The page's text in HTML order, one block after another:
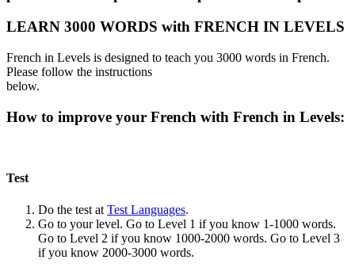
LEARN 3000 WORDS with FRENCH IN LEVELS
French in Levels is designed to teach you 3000 words in French.
Please follow the instructions
below.
How to improve your French with French in Levels:
Test
Do the test at Test Languages.
Go to your level. Go to Level 1 if you know 1-1000 words.
Go to Level 2 if you know 1000-2000 words. Go to Level 3
if you know 2000-3000 words.